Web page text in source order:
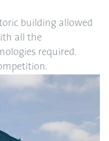
building allowed
all the
required.